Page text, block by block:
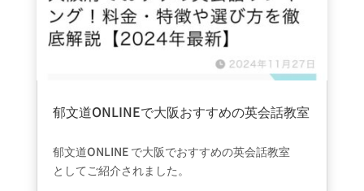
郁文道ONLINEで大阪おすすめの英会話教室
郁文道ONLINEで大阪でおすすめの英会話教室
としてご紹介されました。